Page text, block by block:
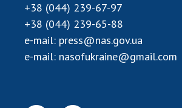
+38 (044) 239-67-97
+38 (044) 239-65-88
e-mail: press@nas.gov.ua
e-mail: nasofukraine@gmail.com